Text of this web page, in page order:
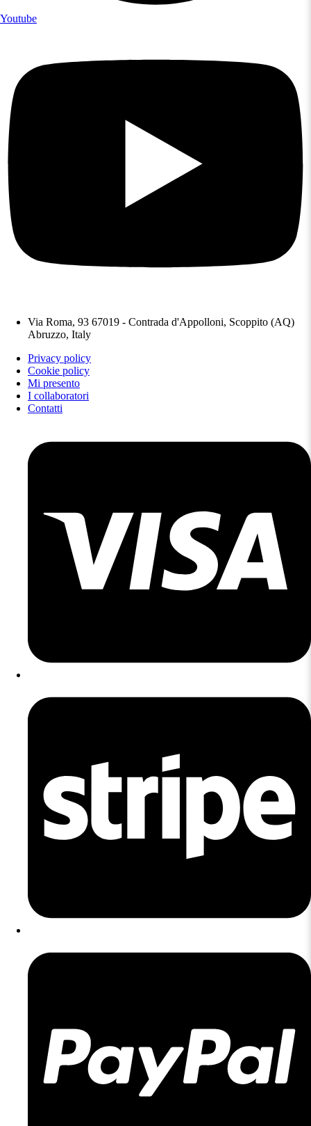
Youtube
Via Roma, 93 67019 - Contrada d'Appolloni, Scoppito (AQ)
Abruzzo, Italy
Privacy policy
Cookie policy
Mi presento
I collaboratori
Contatti